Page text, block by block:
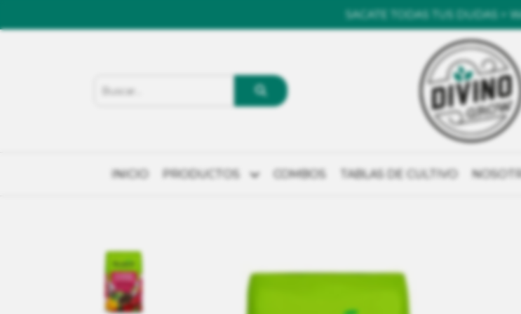
SACATE TODAS TUS DUDAS >
INICIO PRODUCTOS COMBOS TABLAS DE CULTIVO